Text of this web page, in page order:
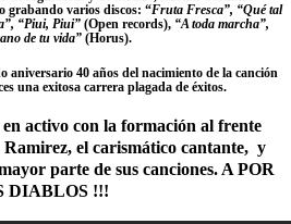
grabando varios discos: “Fruta Fresca”, “Qué tal
“Piui, Piui” (Open records), “A toda marcha”,
de tu vida” (Horus).
aniversario 40 años del nacimiento de la canción
una exitosa carrera plagada de éxitos.
activo con la formación al frente
Ramirez, el carismático cantante, y
parte de sus canciones. A POR
DIABLOS !!!